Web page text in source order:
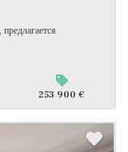
253 900 €